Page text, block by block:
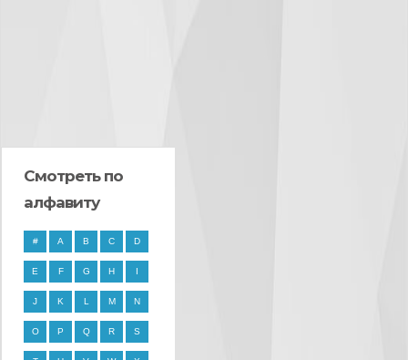
Смотреть по
алфавиту
# A B C D
E F G H I
J K L M N
O P Q R S